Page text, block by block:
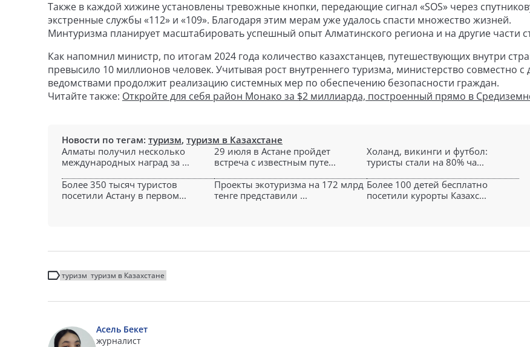
Также в каждой хижине установлены тревожные кнопки, передающие сигнал «SOS» через
экстренные службы «112» и «109». Благодаря этим мерам уже удалось спасти множество жизней.
Минтуризма планирует масштабировать успешный опыт Алматинского региона и на другие части
Как напомнил министр, по итогам 2024 года количество казахстанцев, путешествующих внутри
превысило 10 миллионов человек. Учитывая рост внутреннего туризма, министерство совместно с
ведомствами продолжит реализацию системных мер по обеспечению безопасности граждан.
Читайте также: Откройте для себя район Монако за $2 миллиарда, построенный прямо в
Новости по тегам: туризм, туризм в Казахстане
Алматы получил несколько
международных наград за ...
29 июля в Астане пройдет
встреча с известным путе...
Холанд, викинги и футбол:
туристы стали на 80% ча...
Более 350 тысяч туристов
посетили Астану в первом...
Проекты экотуризма на 172 млрд
тенге представили ...
Более 100 детей бесплатно
посетили курорты Казахс...
туризм туризм в Казахстане
Асель Бекет
журналист